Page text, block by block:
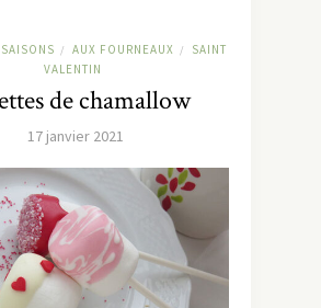
/ AUX FOURNEAUX /
SAINT
VALENTIN
de chamallow
17 janvier 2021